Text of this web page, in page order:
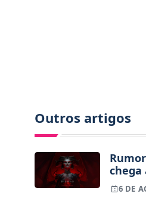
Outros artigos
Switch
6 DE